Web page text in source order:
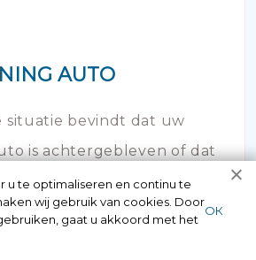
AUTO
situatie bevindt dat uw
is achtergebleven of dat
en dichtgevallen -
u te optimaliseren en continu te
wij gebruik van cookies. Door
gaat u akkoord met het
ОК